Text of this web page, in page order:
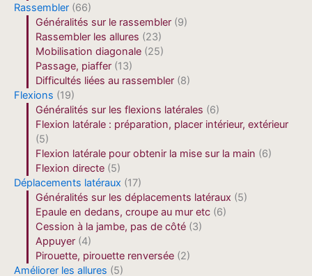
Rassembler (66)
Généralités sur le rassembler (9)
Rassembler les allures (23)
Mobilisation diagonale (25)
Passage, piaffer (13)
Difficultés liées au rassembler (8)
Flexions (19)
Généralités sur les flexions latérales (6)
Flexion latérale : préparation, placer intérieur, extérieur
(5)
Flexion latérale pour obtenir la mise sur la main (6)
Flexion directe (5)
Déplacements latéraux (17)
Généralités sur les déplacements latéraux (5)
Epaule en dedans, croupe au mur etc (6)
Cession à la jambe, pas de côté (3)
Appuyer (4)
Pirouette, pirouette renversée (2)
Améliorer les allures (5)